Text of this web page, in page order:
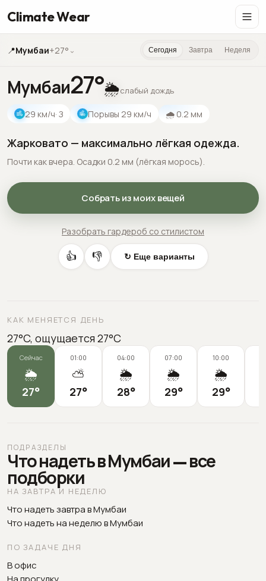
Climate Wear
📍Мумбаи+27° ⌄ Сегодня Завтра Неделя
Мумбаи27°🌦️слабый дождь
29 км/ч· З Порывы 29 км/ч 🌧 0.2 мм
Жарковато — максимально лёгкая одежда.
Почти как вчера. Осадки 0.2 мм (лёгкая морось).
Собрать из моих вещей
Разобрать гардероб со стилистом
👍 👎 ↻ Еще варианты
КАК МЕНЯЕТСЯ ДЕНЬ
27°C, ощущается 27°C
Сейчас
🌦️
27°
01:00
⛅
27°
04:00
🌦️
28°
07:00
🌦️
29°
10:00
🌦️
29°
ПОДРАЗДЕЛЫ
Что надеть в Мумбаи — все
подборки
НА ЗАВТРА И НЕДЕЛЮ
Что надеть завтра в Мумбаи
Что надеть на неделю в Мумбаи
ПО ЗАДАЧЕ ДНЯ
В офис